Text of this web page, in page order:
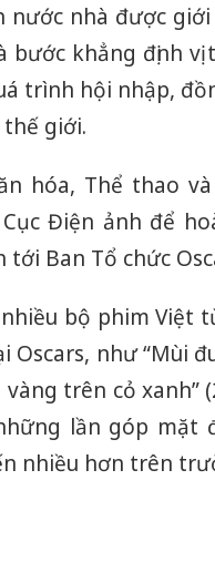
nước nhà được
bước khẳng định
trình hội nhập,
giới.
hóa, Thể thao
Điện ảnh để
Ban Tổ chức
bộ phim Việt
như “Mùi
trên cỏ xanh”
lần góp mặt
nhiều hơn trên